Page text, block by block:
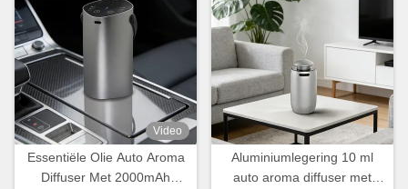
Video
Essentiële Olie Auto Aroma
Diffuser Met 2000mAh
Aluminiumlegering 10 ml
auto aroma diffuser met